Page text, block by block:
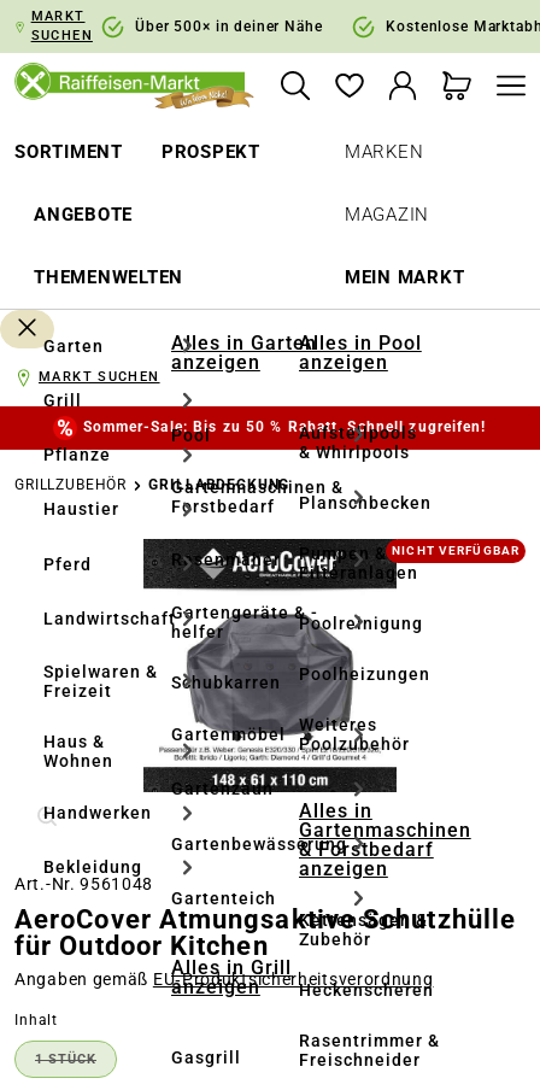
Zur Hauptnavigation springen
MARKT
SUCHEN
Über 500× in deiner Nähe Kostenlose
SORTIMENT PROSPEKT
ANGEBOTE
THEMENWELTEN
MARKEN
MAGAZIN
MEIN MARKT
Garten
Grill
Pflanze
Haustier
Pferd
Landwirtschaft
Spielwaren &
Freizeit
Haus &
Wohnen
Handwerken
Bekleidung
Alles in Garten
anzeigen
Pool
Gartenmaschinen &
Forstbedarf
Rasenmäher
Gartengeräte & -
helfer
Schubkarren
Gartenmöbel
Gartenzaun
Gartenbewässerung
Gartenteich
Alles in Grill
anzeigen
Gasgrill
Alles in Pool
anzeigen
Aufstellpools
& Whirlpools
Planschbecken
Pumpen &
Filteranlagen
Poolreinigung
Poolheizungen
Weiteres
Poolzubehör
Alles in
Gartenmaschinen
& Forstbedarf
anzeigen
Kettensägen &
Zubehör
Heckenscheren
Rasentrimmer &
Freischneider
MARKT SUCHEN
Sommer-Sale: Bis zu 50 % Rabatt. Schnell zugreifen!
GRILLZUBEHÖR GRILLABDECKUNG
Bildergalerie überspringen NICHT VERFÜGBAR
Art.-Nr. 9561048
AeroCover Atmungsaktive Schutzhülle
für Outdoor Kitchen
Angaben gemäß EU‑Produktsicherheitsverordnung
Inhalt
1 STÜCK(DIESE OPTION IST ZURZEIT NICHT VERFÜGBAR.)